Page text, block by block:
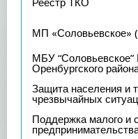
Реестр ТКО
МП
МБУ
Оренбургского
Защита населения и
чрезвычайных
Поддержка малого и